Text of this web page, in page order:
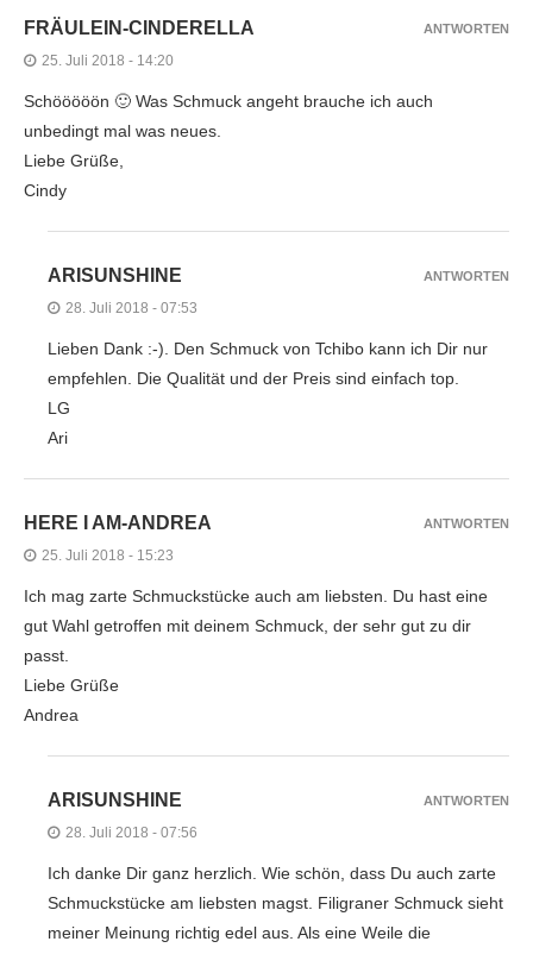
FRÄULEIN-CINDERELLA
25. Juli 2018 - 14:20
Schööööön 🙂 Was Schmuck angeht brauche ich auch
unbedingt mal was neues.
Liebe Grüße,
Cindy
ANTWORTEN
ARISUNSHINE
28. Juli 2018 - 07:53
Lieben Dank :-). Den Schmuck von Tchibo kann ich Dir nur
empfehlen. Die Qualität und der Preis sind einfach top.
LG
Ari
ANTWORTEN
HERE I AM-ANDREA
25. Juli 2018 - 15:23
Ich mag zarte Schmuckstücke auch am liebsten. Du hast eine
gut Wahl getroffen mit deinem Schmuck, der sehr gut zu dir
passt.
Liebe Grüße
Andrea
ANTWORTEN
ARISUNSHINE
28. Juli 2018 - 07:56
Ich danke Dir ganz herzlich. Wie schön, dass Du auch zarte
Schmuckstücke am liebsten magst. Filigraner Schmuck sieht
meiner Meinung richtig edel aus. Als eine Weile die
ANTWORTEN